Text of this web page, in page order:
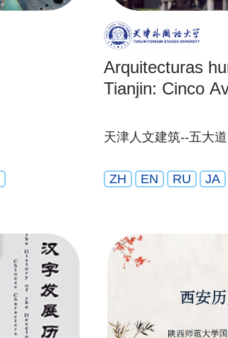
Arquitecturas
Tianjin: Cinco
天津人文建筑--五大道
ZH EN RU JA